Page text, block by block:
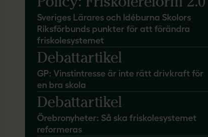
Sveriges Lärares och Idéburna Skolors
Riksförbunds punkter för att förändra
friskolesystemet
Debattartikel
GP: Vinstintresse är inte rätt drivkraft för
en bra skola
Debattartikel
Örebronyheter: Så ska friskolesystemet
reformeras